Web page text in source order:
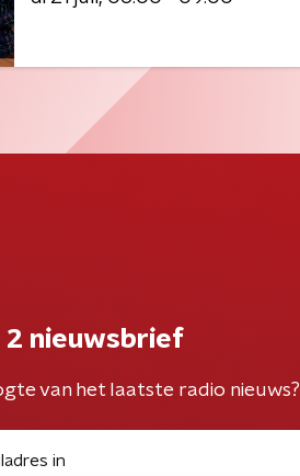
2 nieuwsbrief
van het laatste radio nieuws?